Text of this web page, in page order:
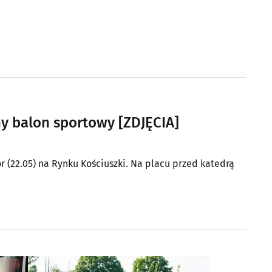
balon sportowy [ZDJĘCIA]
na Rynku Kościuszki. Na placu przed katedrą